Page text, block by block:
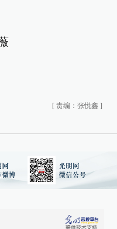
[ 责编：张悦鑫 ]